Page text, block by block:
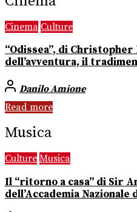
Cinema Culture
“Odissea”, di
dell’avventura, il
Danilo Amione
Read more
Musica
Culture Musica
Il “ritorno a casa” di Sir
dell’Accademia Nazionale